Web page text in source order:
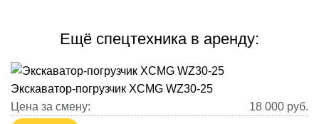
Ещё спецтехника в аренду:
Экскаватор-погрузчик XCMG WZ30-25
Цена за смену:
18 000 руб.